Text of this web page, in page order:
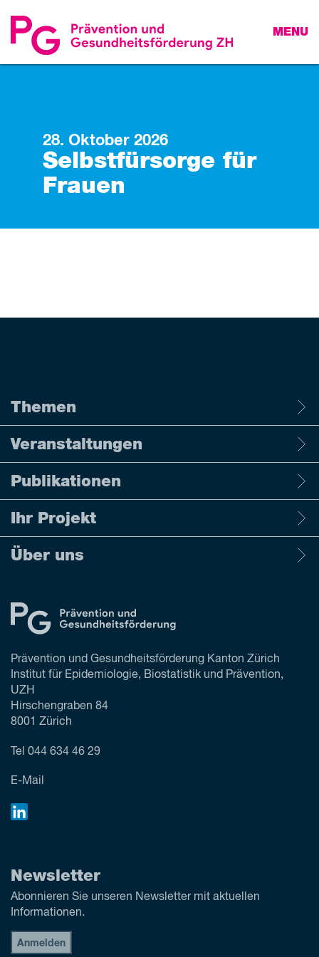
MENU
28. Oktober 2026
Selbstfürsorge für
Frauen
Themen
Veranstaltungen
Publikationen
Ihr Projekt
Über uns
Prävention und Gesundheitsförderung Kanton Zürich
Institut für Epidemiologie, Biostatistik und Prävention,
UZH
Hirschengraben 84
8001 Zürich
Tel 044 634 46 29
E-Mail
Newsletter
Abonnieren Sie unseren Newsletter mit aktuellen
Informationen.
Anmelden